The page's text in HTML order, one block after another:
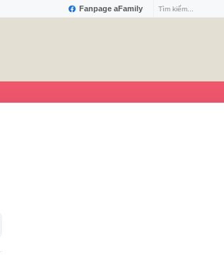
Fanpage aFamily